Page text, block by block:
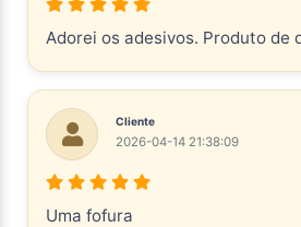
Adorei os adesivos. Produto de
Cliente
2026-04-14 21:38:09
Uma fofura